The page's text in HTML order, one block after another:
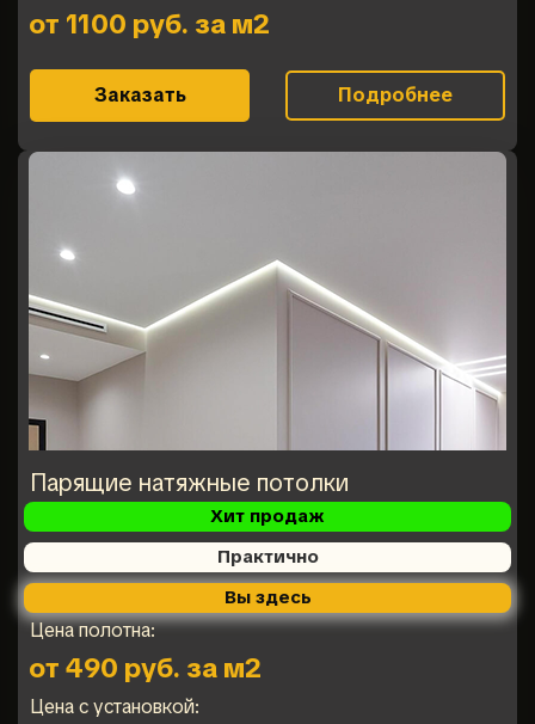
от 1100 руб. за м2
Заказать Подробнее
Парящие натяжные потолки
Хит продаж
Практично
Вы здесь
Цена полотна:
от 490 руб. за м2
Цена с установкой: